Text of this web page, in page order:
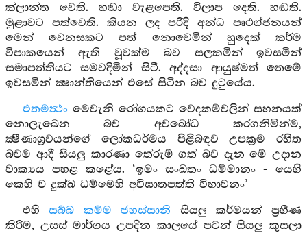
ක්ලාන්ත වෙති. හඬා වැළපෙති. විලාප දෙති. හඬති.
මුළාවට පත්වෙති. කියන ලද පරිදි අන්ධ පෘථග්ජනයන්
මෙන් වෙනසකට පත් නොවෙමින් හුදෙක් කර්ම
විපාකයෙන් ඇති වූවක්ම බව සලකමින් ඉවසමින්
සමාපත්තියට සමවදිමින් සිටී. අද්දසා ආයුෂ්මත් තෙමේ
ඉවසමින් ක්‍ෂාන්තියෙන් එසේ සිටින බව දුටුයේය.
එතමත්‍ථංමෙවැනි රෝගයකට වෙදකම්වලින් සහනයක්
නොලැබෙන බව අවබෝධ කරගනිමින්ම,
ක්‍ෂීණාශ්‍රවයන්ගේ ලෝකධර්මය පිළිබඳව උපක්‍රම රහිත
බවම ආදී සියලු කාරණා තේරුම් ගත් බව දැන මේ උදාන
වාක්‍යය පහළ කළේය. ‘ඉමං සංඛතං ධම්මානං - යෙහි
කෙහි ච දුක්ඛ ධම්මෙහි අවිඝාතපත්ති විභාවනං’
එහිසබ්බ කම්ම ජහස්සානි සියලු කර්මයන් ප්‍රහීණ
කිරීම, උසස් මාර්ගය උපදින කාලයේ පටන් සියලු කුසලා